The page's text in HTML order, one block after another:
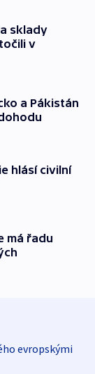
sklady
v
a Pákistán
hlásí civilní
má řadu
evropskými